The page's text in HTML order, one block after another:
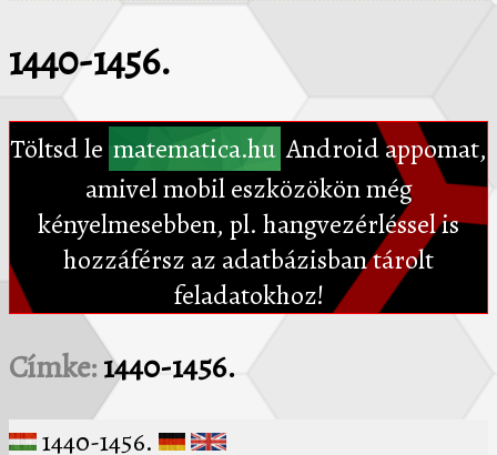
1440-1456.
Töltsd le matematica.hu Android appomat,
amivel mobil eszközökön még
kényelmesebben, pl. hangvezérléssel is
hozzáférsz az adatbázisban tárolt
feladatokhoz!
Címke:1440-1456.
1440-1456.